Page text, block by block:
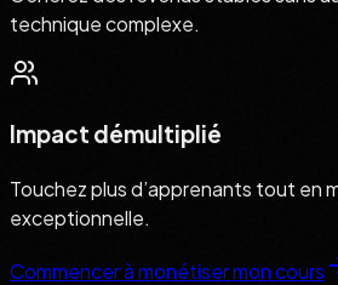
technique complexe.
Impact démultiplié
Touchez plus d’apprenants tout en
exceptionnelle.
Commencer à monétiser mon cours